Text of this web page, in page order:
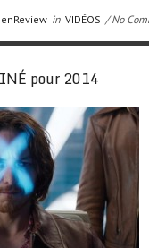
in VIDÉOS / No
pour 2014